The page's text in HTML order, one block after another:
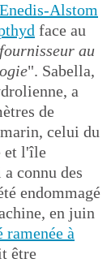
Alstom
face au
au
". Sabella,
a
de
celui du
et l'île
connu des
endommagé
en juin
à
être